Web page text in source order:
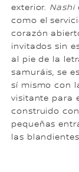
exterior. Nashi
como el
corazón
invitados sin
al pie de la
samuráis, se
sí mismo con
visitante para
construido
pequeñas
las